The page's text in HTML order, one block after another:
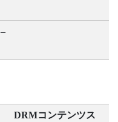
–
DRMコンテンツス